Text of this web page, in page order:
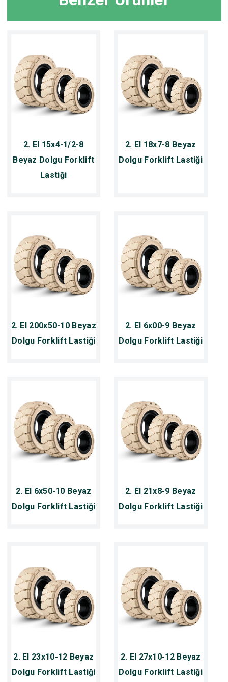
2. El 15x4-1/2-8
Beyaz Dolgu Forklift
Lastiği
2. El 18x7-8 Beyaz
Dolgu Forklift Lastiği
2. El 200x50-10 Beyaz
Dolgu Forklift Lastiği
2. El 6x00-9 Beyaz
Dolgu Forklift Lastiği
2. El 6x50-10 Beyaz
Dolgu Forklift Lastiği
2. El 21x8-9 Beyaz
Dolgu Forklift Lastiği
2. El 23x10-12 Beyaz
Dolgu Forklift Lastiği
2. El 27x10-12 Beyaz
Dolgu Forklift Lastiği